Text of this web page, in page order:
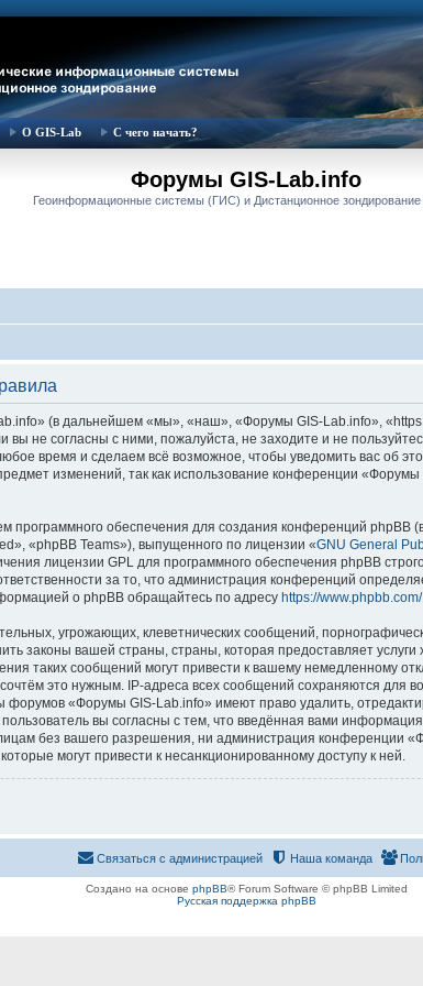
О GIS-Lab С чего начать?
Форумы GIS-Lab.info
Геоинформационные системы (ГИС) и Дистанционное
(в дальнейшем «мы», «наш», «Форумы GIS-Lab.info»,
вы не согласны с ними, пожалуйста, не заходите и не
время и сделаем всё возможное, чтобы уведомить вас об
изменений, так как использование конференции
обеспечения для создания конференций phpBB
«phpBB Teams»), выпущенного по лицензии «GNU General
лицензии GPL для программного обеспечения phpBB
за то, что администрация конференций
о phpBB обращайтесь по адресу https://www.phpbb.com/
угрожающих, клеветнических сообщений,
законы вашей страны, страны, которая предоставляет
таких сообщений могут привести к вашему немедленному
это нужным. IP-адреса всех сообщений сохраняются для
форумов «Форумы GIS-Lab.info» имеют право удалить,
вы согласны с тем, что введённая вами
без вашего разрешения, ни администрация конференции
могут привести к несанкционированному доступу к ней.
Наша команда
Связаться с администрацией
Создано на основе phpBB® Forum Software © phpBB Limited
Русская поддержка phpBB